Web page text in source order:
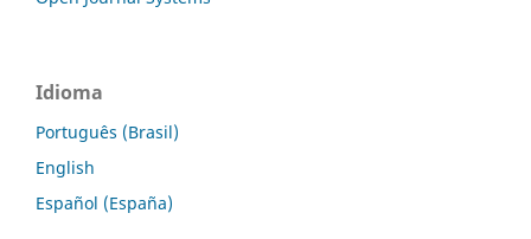
Idioma
Português (Brasil)
English
Español (España)